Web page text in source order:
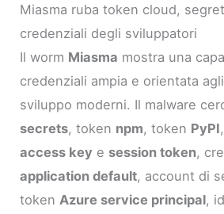
Miasma ruba token cloud,
credenziali degli sviluppatori
Il worm Miasma mostra una
credenziali ampia e orientata
sviluppo moderni. Il malware
secrets, token npm, token PyPI
access key e session token,
application default, account di
token Azure service principal,